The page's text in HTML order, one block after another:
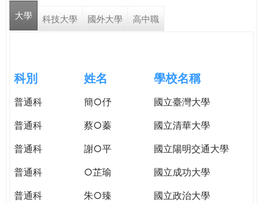
格。
e
e
r
e
大學 科技大學 國外大學 高中職
科別 姓名 學校名稱
普通科 簡○伃
國立臺灣大學
普通科
蔡○蓁
國立清華大學
普通科
謝○平
國立陽明交通大學
普通科
○芷瑜
國立成功大學
普通科
朱○臻
國立政治大學